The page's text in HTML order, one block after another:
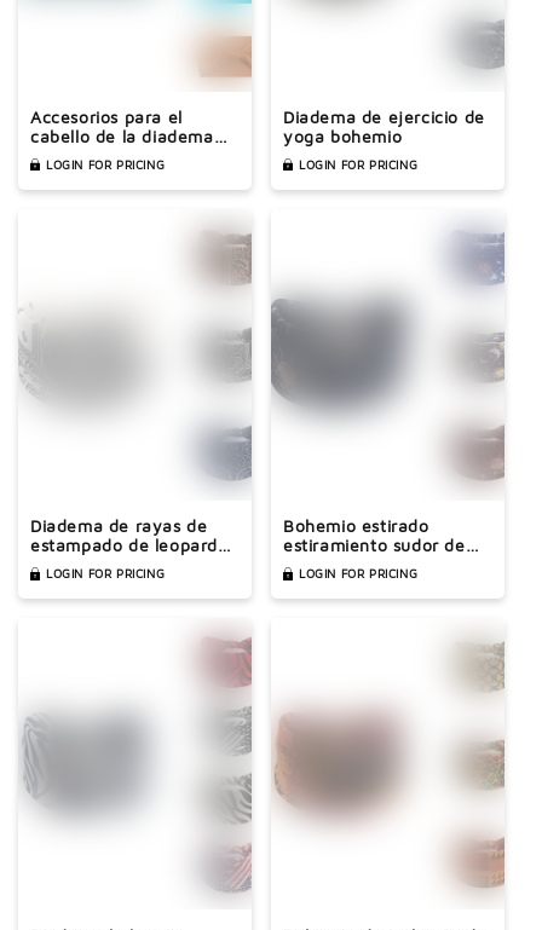
Accesorios para el
cabello de la diadema
deportiva elástica de
color sólido
LOGIN FOR PRICING
Diadema de ejercicio de
yoga bohemio
LOGIN FOR PRICING
Diadema de rayas de
estampado de leopardo
bohemio
LOGIN FOR PRICING
Bohemio estirado
estiramiento sudor de
sudor absorbente
diadema de borde ancho
LOGIN FOR PRICING